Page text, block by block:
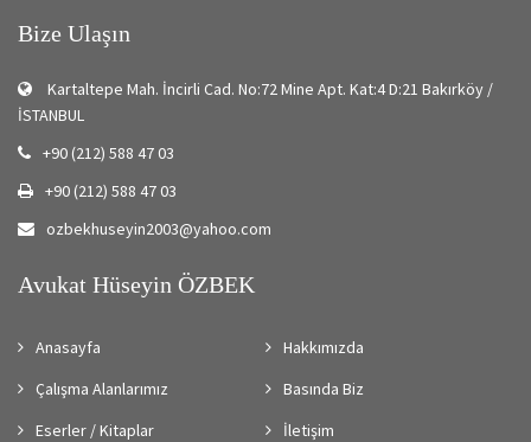
Bize Ulaşın
Kartaltepe Mah. İncirli Cad. No:72 Mine Apt. Kat:4 D:21 Bakırköy /
İSTANBUL
+90 (212) 588 47 03
+90 (212) 588 47 03
ozbekhuseyin2003@yahoo.com
Avukat Hüseyin ÖZBEK
Anasayfa
Hakkımızda
Çalışma Alanlarımız
Basında Biz
Eserler / Kitaplar
İletişim